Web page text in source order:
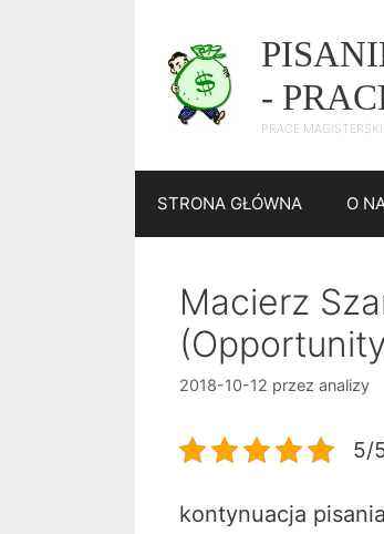
-
PRACE
STRONA GŁÓWNA O
Macierz
2018-10-12 przez analizy
5/
kontynuacja